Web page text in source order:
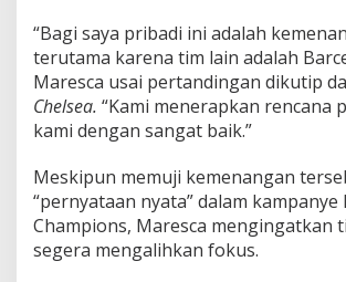
“Bagi saya pribadi ini adalah
terutama karena tim lain adalah
Maresca usai pertandingan dikutip
Chelsea. “Kami menerapkan rencana
kami dengan sangat baik.”
Meskipun memuji kemenangan
“pernyataan nyata” dalam kampanye
Champions, Maresca mengingatkan
segera mengalihkan fokus.